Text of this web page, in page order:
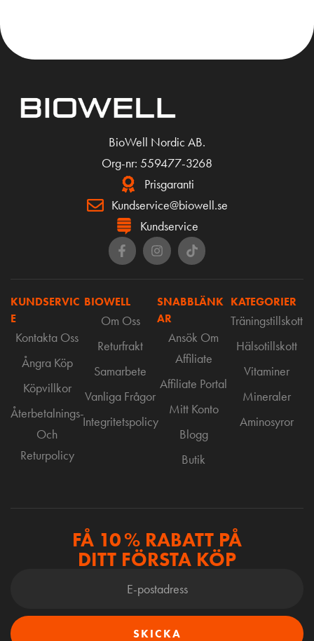
BioWell Nordic AB.
Org-nr: 559477-3268
Prisgaranti
Kundservice@biowell.se
Kundservice
KUNDSERVIC
E
Kontakta Oss
Ångra Köp
Köpvillkor
Återbetalnings-
Och
Returpolicy
BIOWELL
Om Oss
Returfrakt
Samarbete
Vanliga Frågor
Integritetspolicy
SNABBLÄNK
AR
Ansök Om
Affiliate
Affiliate Portal
Mitt Konto
Blogg
Butik
KATEGORIER
Träningstillskott
Hälsotillskott
Vitaminer
Mineraler
Aminosyror
FÅ 10 % RABATT PÅ
DITT FÖRSTA KÖP
SKICKA